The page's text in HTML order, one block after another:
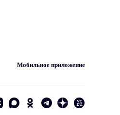
Мобильное приложение